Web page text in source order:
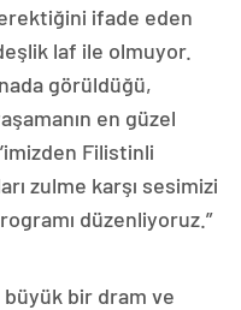
ifade eden
laf ile olmuyor.
görüldüğü,
en güzel
Filistinli
zulme karşı sesimizi
düzenliyoruz.”
büyük bir dram ve